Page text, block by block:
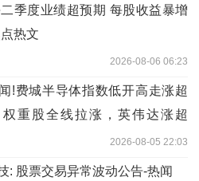
季度业绩超预期 每股收益暴增
热文
2026-08-06 06:23
!费城半导体指数低开高走涨超
权重股全线拉涨，英伟达涨超
台积电涨超2%，美光科技涨超
通涨逾1%
2026-08-05 22:03
: 股票交易异常波动公告-热闻